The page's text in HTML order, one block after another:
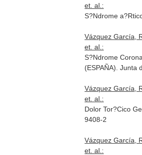
et. al.:
S?Ndrome
Vázquez García,
et. al.:
S?Ndrome
(ESPAÑA). Junta
Vázquez García,
et. al.:
Dolor Tor?Cico
9408-2
Vázquez García,
et. al.: